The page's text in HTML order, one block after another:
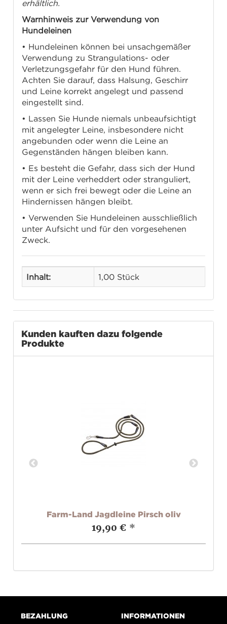
erhältlich.
Warnhinweis zur Verwendung von
Hundeleinen
• Hundeleinen können bei unsachgemäßer
Verwendung zu Strangulations- oder
Verletzungsgefahr für den Hund führen.
Achten Sie darauf, dass Halsung, Geschirr
und Leine korrekt angelegt und passend
eingestellt sind.
• Lassen Sie Hunde niemals unbeaufsichtigt
mit angelegter Leine, insbesondere nicht
angebunden oder wenn die Leine an
Gegenständen hängen bleiben kann.
• Es besteht die Gefahr, dass sich der Hund
mit der Leine verheddert oder stranguliert,
wenn er sich frei bewegt oder die Leine an
Hindernissen hängen bleibt.
• Verwenden Sie Hundeleinen ausschließlich
unter Aufsicht und für den vorgesehenen
Zweck.
Inhalt: 1,00 Stück
Kunden kauften dazu folgende
Produkte
Farm-Land Jagdleine Pirsch oliv
19,90 € *
BEZAHLUNG INFORMATIONEN